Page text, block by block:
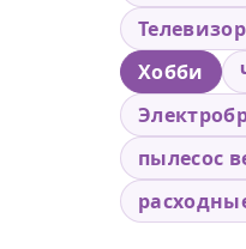
Телевизор
Хобби
пылесос